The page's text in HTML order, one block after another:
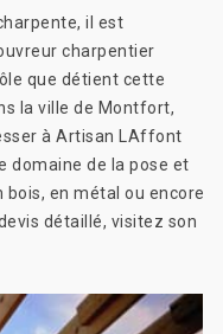
il est
charpentier
que détient cette
la ville de Montfort,
à Artisan LAffont
domaine de la pose et
en métal ou encore
détaillé, visitez son